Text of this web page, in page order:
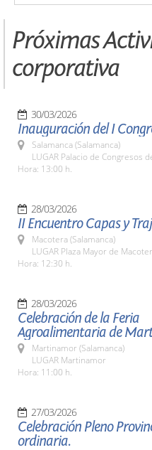
Próximas
corporativa
30/03/2026
Inauguración del I
Salamanca (Salamanca)
LUGAR Palacio de Congresos
Hora: 13:00 h.
28/03/2026
II Encuentro Capas y
Macotera (Salamanca)
LUGAR Plaza Mayor de
Hora: 12:30 h.
28/03/2026
Celebración de la Feria
Agroalimentaria de
Martinamor (Salamanca)
LUGAR Martinamor
Hora: 11:00 h.
27/03/2026
Celebración Pleno
ordinaria.